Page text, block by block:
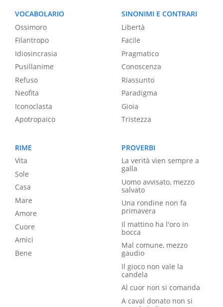
VOCABOLARIO
Ossimoro
Filantropo
Idiosincrasia
Pusillanime
Refuso
Neofita
Iconoclasta
Apotropaico
SINONIMI E CONTRARI
Libertà
Facile
Pragmatico
Conoscenza
Riassunto
Paradigma
Gioia
Tristezza
RIME
Vita
Sole
Casa
Mare
Amore
Cuore
Amici
Bene
PROVERBI
La verità vien sempre a
galla
Uomo avvisato, mezzo
salvato
Una rondine non fa
primavera
Il mattino ha l'oro in
bocca
Mal comune, mezzo
gaudio
Il gioco non vale la
candela
Al cuor non si comanda
A caval donato non si